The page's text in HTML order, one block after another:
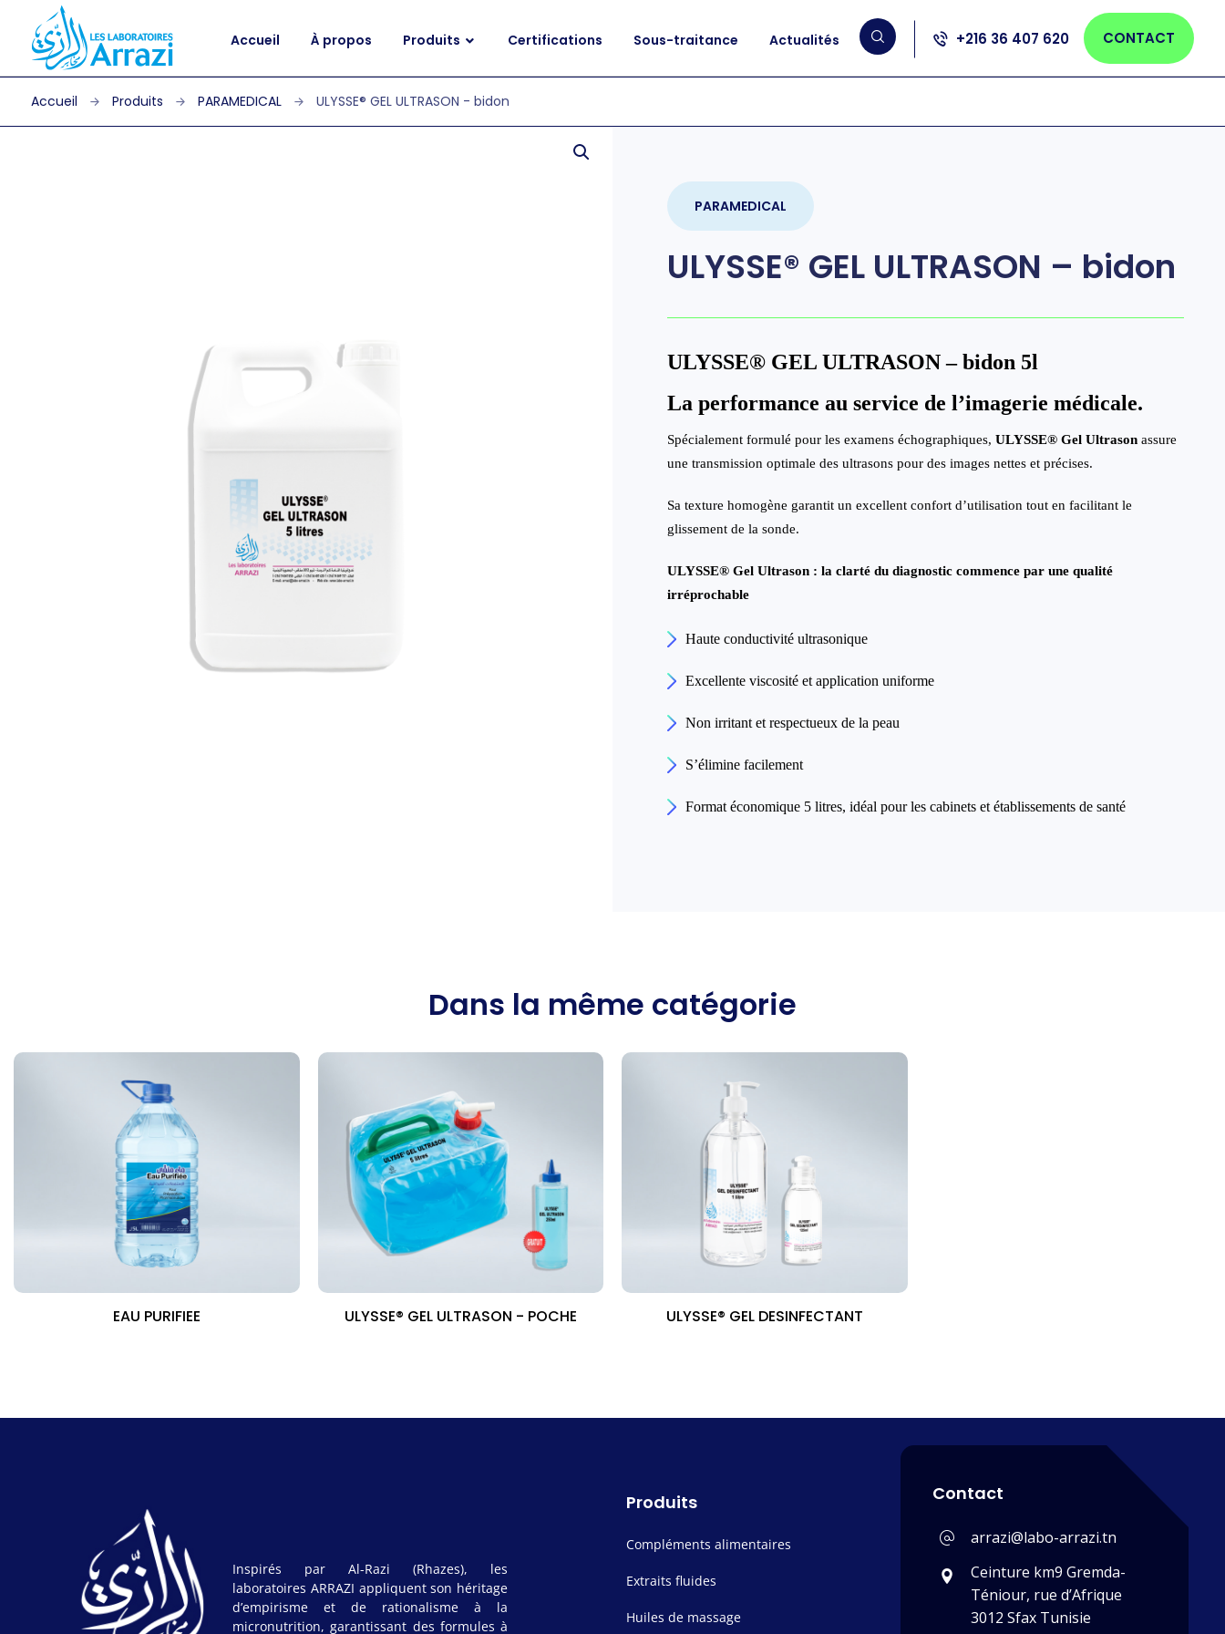
CONTACT
+216 36 407 620
Accueil À propos Produits Certifications Sous-traitance Actualités
Produits PARAMEDICAL ULYSSE® GEL ULTRASON - bidon
PARAMEDICAL
ULYSSE® GEL ULTRASON – bidon
ULYSSE® GEL ULTRASON – bidon 5l
La performance au service de l’imagerie médicale.
Spécialement formulé pour les examens échographiques, ULYSSE® Gel Ultrason assure
une transmission optimale des ultrasons pour des images nettes et précises.
Sa texture homogène garantit un excellent confort d’utilisation tout en facilitant le
glissement de la sonde.
ULYSSE® Gel Ultrason : la clarté du diagnostic commence par une qualité
irréprochable
Haute conductivité ultrasonique
Excellente viscosité et application uniforme
Non irritant et respectueux de la peau
S’élimine facilement
Format économique 5 litres, idéal pour les cabinets et établissements de santé
Dans la même catégorie
EAU PURIFIEE ULYSSE® GEL ULTRASON - POCHE ULYSSE® GEL DESINFECTANT
Inspirés par Al-Razi (Rhazes), les
laboratoires ARRAZI appliquent son héritage
d’empirisme et de rationalisme à la
micronutrition, garantissant des formules à
Produits
Compléments alimentaires
Extraits fluides
Huiles de massage
Contact
arrazi@labo-arrazi.tn
Ceinture km9 Gremda-
Téniour, rue d’Afrique
3012 Sfax Tunisie